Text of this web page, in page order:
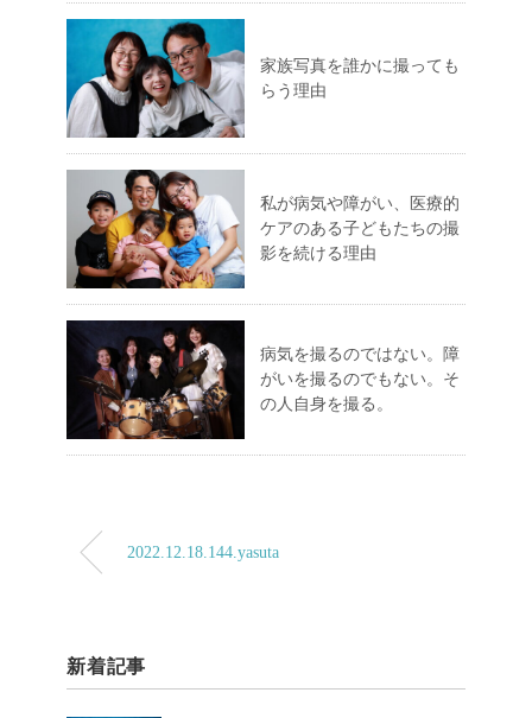
家族写真を誰かに撮っても
らう理由
私が病気や障がい、医療的
ケアのある子どもたちの撮
影を続ける理由
病気を撮るのではない。障
がいを撮るのでもない。そ
の人自身を撮る。
2022.12.18.144.yasuta
新着記事